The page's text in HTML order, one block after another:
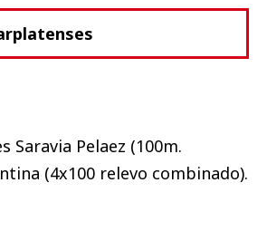
Saravia Pelaez (100m.
(4x100 relevo combinado).